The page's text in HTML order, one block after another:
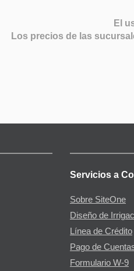
El
Los precios de las
Servicios a
Sobre SiteOne
Diseño de
Línea de Crédito
Pago de
Formulario W-9